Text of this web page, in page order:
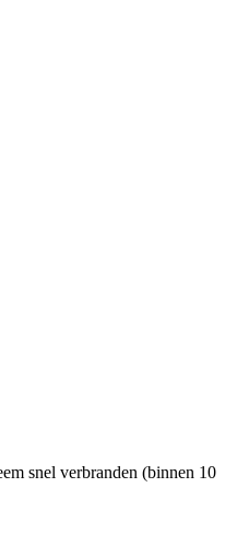
snel verbranden (binnen 10